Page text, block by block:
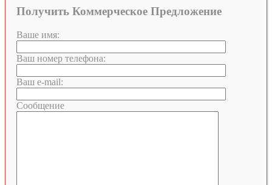
Получить Коммерческое Предложение
Ваше имя:
Ваш номер телефона:
Ваш e-mail:
Сообщение